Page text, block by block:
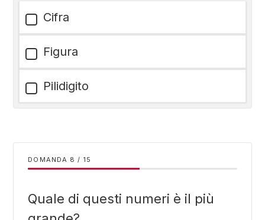
Cifra
Figura
Pilidigito
DOMANDA / 15
Quale di questi numeri è il più